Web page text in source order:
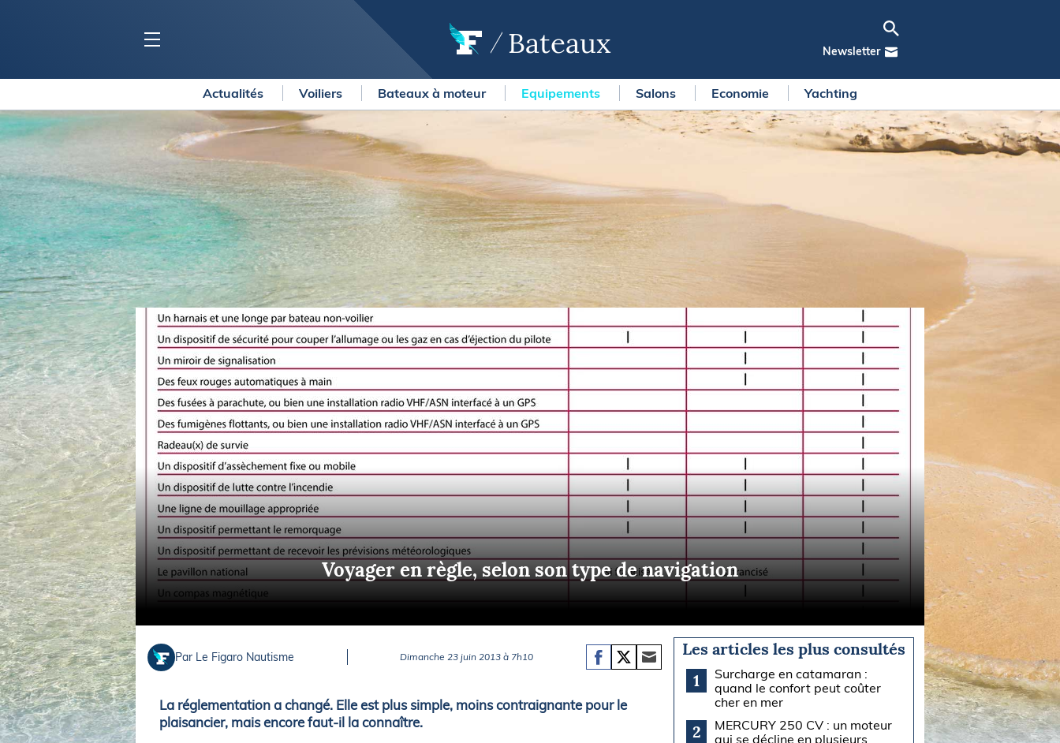
Bateaux Newsletter
BLOC MARINE
Ports
Carnets de voyage
Dossiers de la rédaction
Collection Bloc Marine
Application Bloc Marine
Règlementation
BATEAUX
Voiliers
Bateaux à moteur
Equipements
Salons
Economie
Yachting
Courses au large
La Solitaire du Figaro Paprec
Transat Paprec
Vendée Globe
Arkea Ultim Challenge
Route du Rhum - Destination
Guadeloupe
Transat Café l'Or
America's Cup
LOISIRS
Pêche en mer
Plongée
MÉTÉO MARINE
Shopping
Culture nautique
Gastronomie
Blogs
SERVICES
Nos magazines
La newsletter
METEO CONSULT Marine
Briefings
FLASH INFO
Actualités Voiliers Bateaux à moteur Equipements Salons Economie Yachting
Voyager en règle, selon son type de navigation
Par Le Figaro Nautisme Dimanche 23 juin 2013 à 7h10
La réglementation a changé. Elle est plus simple, moins contraignante pour le
plaisancier, mais encore faut-il la connaître.
Les articles les plus consultés
1
Surcharge en catamaran :
quand le confort peut coûter
cher en mer
2
MERCURY 250 CV : un moteur
qui se décline en plusieurs